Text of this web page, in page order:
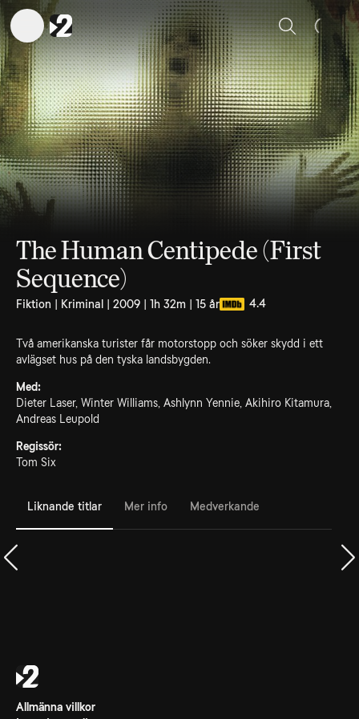
Sök
The Human Centipede (First
Sequence)
Fiktion | Kriminal | 2009 | 1h 32m | 15 år 4.4
Två amerikanska turister får motorstopp och söker skydd i ett
avlägset hus på den tyska landsbygden.
Med:
Dieter Laser, Winter Williams, Ashlynn Yennie, Akihiro Kitamura,
Andreas Leupold
Regissör:
Tom Six
Liknande titlar Mer info Medverkande
Allmänna villkor